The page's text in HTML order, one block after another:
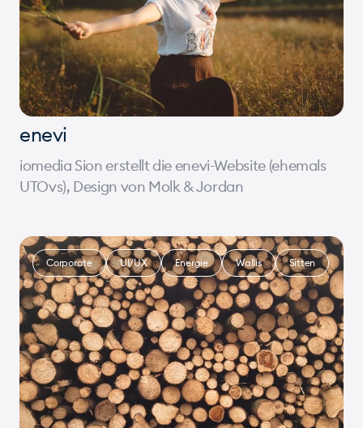
enevi
iomedia Sion erstellt die enevi-Website (ehemals
UTOvs), Design von Molk & Jordan
Corporate UI/UX Energie Wallis Sitten